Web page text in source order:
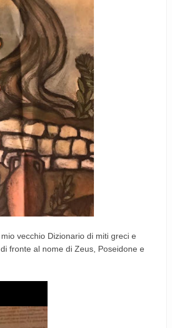
vecchio Dizionario di miti greci e
fronte al nome di Zeus, Poseidone e